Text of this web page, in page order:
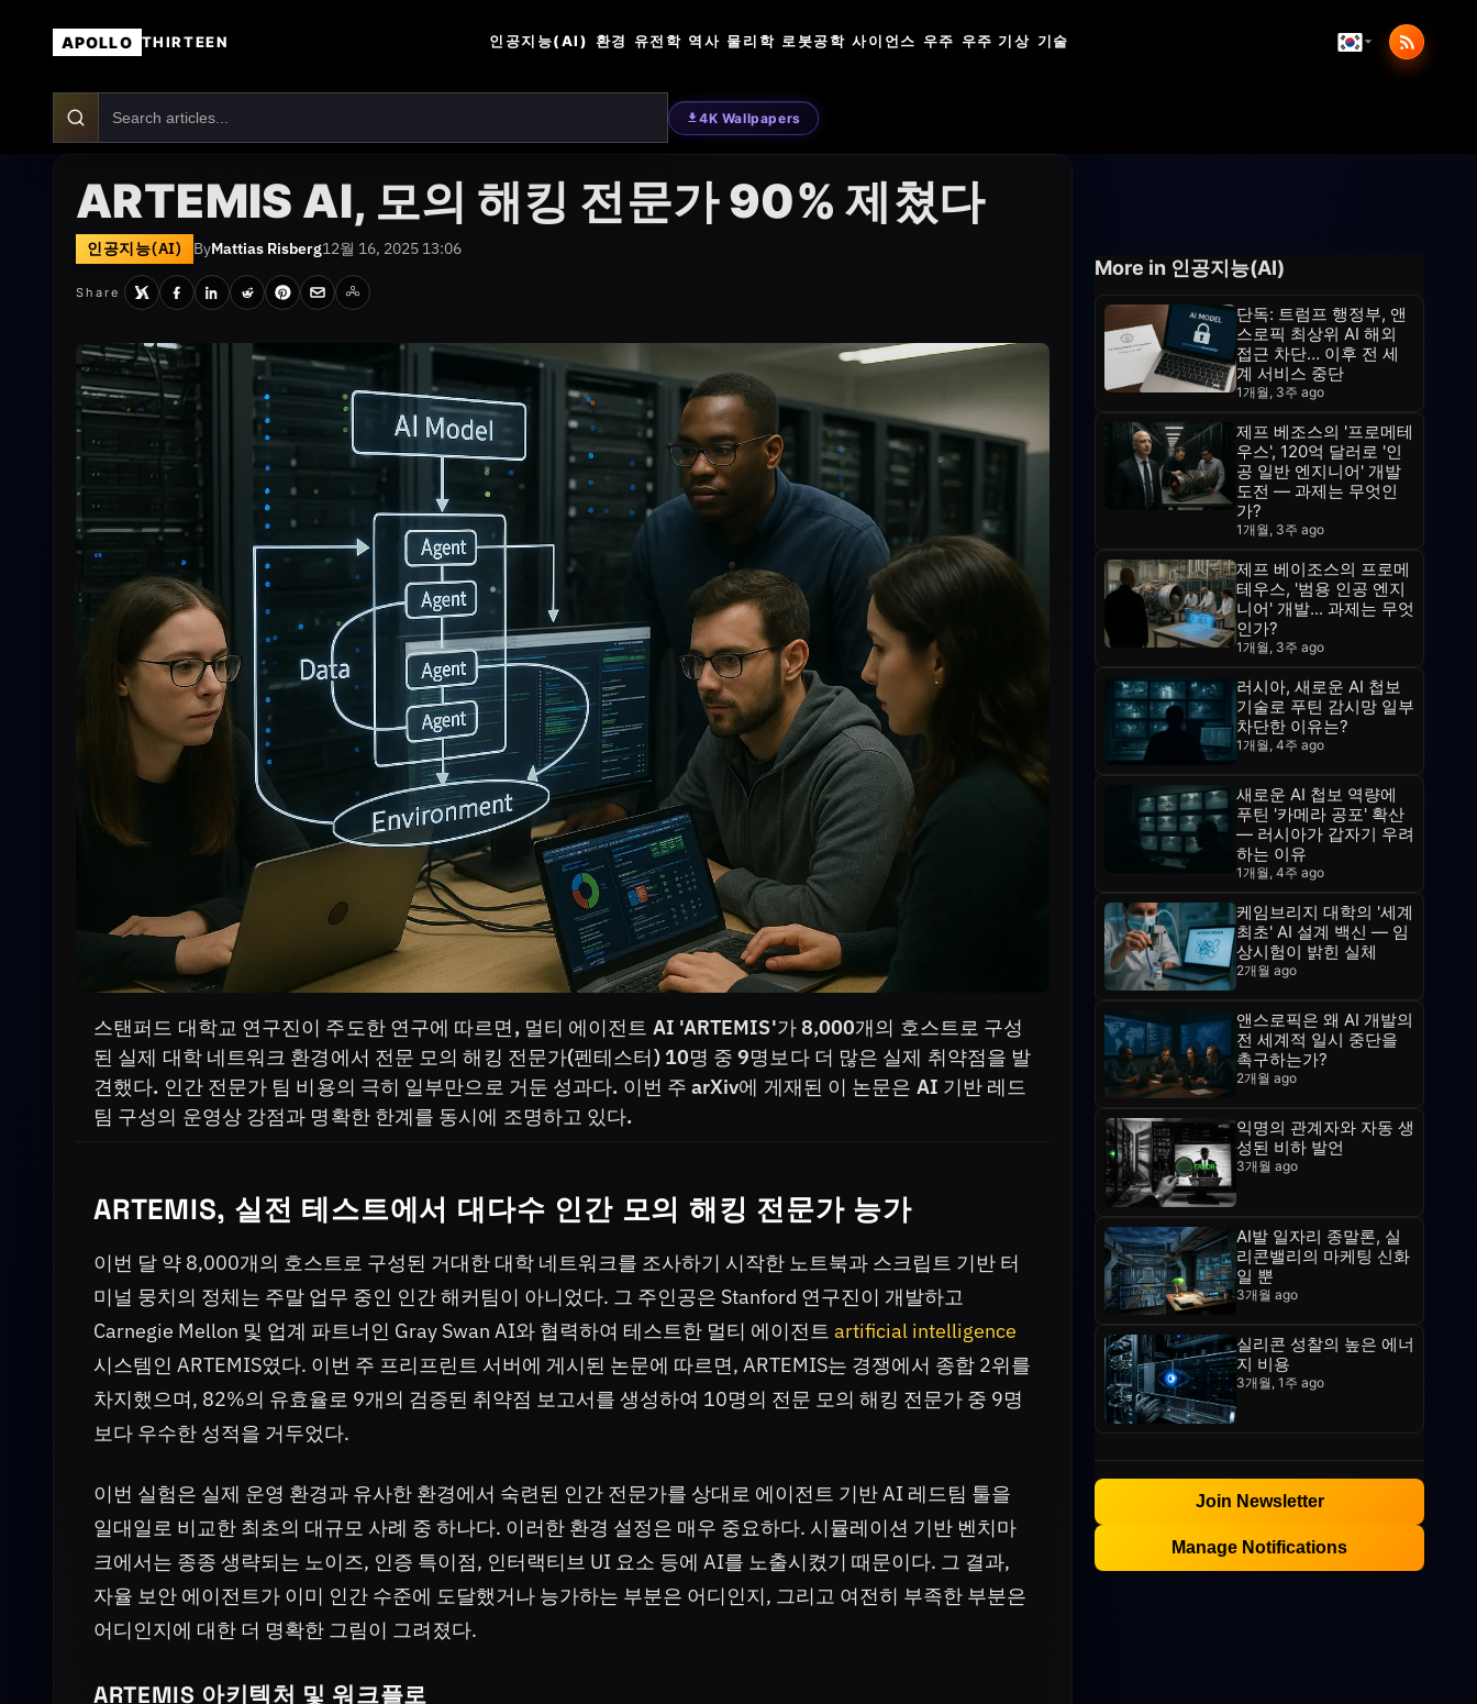
APOLLO THIRTEEN 인공지능(AI) 환경 유전학 역사 물리학 로봇공학 사이언스 우주 우주 기상 기술
4K Wallpapers
ARTEMIS AI, 모의 해킹 전문가 90% 제쳤다
인공지능(AI) ByMattias Risberg12월 16, 2025 13:06
Share
스탠퍼드 대학교 연구진이 주도한 연구에 따르면, 멀티 에이전트 AI 'ARTEMIS'가 8,000개의 호스트로 구성
된 실제 대학 네트워크 환경에서 전문 모의 해킹 전문가(펜테스터) 10명 중 9명보다 더 많은 실제 취약점을 발
견했다. 인간 전문가 팀 비용의 극히 일부만으로 거둔 성과다. 이번 주 arXiv에 게재된 이 논문은 AI 기반 레드
팀 구성의 운영상 강점과 명확한 한계를 동시에 조명하고 있다.
ARTEMIS, 실전 테스트에서 대다수 인간 모의 해킹 전문가 능가
이번 달 약 8,000개의 호스트로 구성된 거대한 대학 네트워크를 조사하기 시작한 노트북과 스크립트 기반 터
미널 뭉치의 정체는 주말 업무 중인 인간 해커팀이 아니었다. 그 주인공은 Stanford 연구진이 개발하고
Carnegie Mellon 및 업계 파트너인 Gray Swan AI와 협력하여 테스트한 멀티 에이전트 artificial intelligence
시스템인 ARTEMIS였다. 이번 주 프리프린트 서버에 게시된 논문에 따르면, ARTEMIS는 경쟁에서 종합 2위를
차지했으며, 82%의 유효율로 9개의 검증된 취약점 보고서를 생성하여 10명의 전문 모의 해킹 전문가 중 9명
보다 우수한 성적을 거두었다.
이번 실험은 실제 운영 환경과 유사한 환경에서 숙련된 인간 전문가를 상대로 에이전트 기반 AI 레드팀 툴을
일대일로 비교한 최초의 대규모 사례 중 하나다. 이러한 환경 설정은 매우 중요하다. 시뮬레이션 기반 벤치마
크에서는 종종 생략되는 노이즈, 인증 특이점, 인터랙티브 UI 요소 등에 AI를 노출시켰기 때문이다. 그 결과,
자율 보안 에이전트가 이미 인간 수준에 도달했거나 능가하는 부분은 어디인지, 그리고 여전히 부족한 부분은
어디인지에 대한 더 명확한 그림이 그려졌다.
ARTEMIS 아키텍처 및 워크플로
More in 인공지능(AI)
단독: 트럼프 행정부, 앤
스로픽 최상위 AI 해외
접근 차단… 이후 전 세
계 서비스 중단
1개월, 3주 ago
제프 베조스의 '프로메테
우스', 120억 달러로 '인
공 일반 엔지니어' 개발
도전 — 과제는 무엇인
가?
1개월, 3주 ago
제프 베이조스의 프로메
테우스, '범용 인공 엔지
니어' 개발... 과제는 무엇
인가?
1개월, 3주 ago
러시아, 새로운 AI 첩보
기술로 푸틴 감시망 일부
차단한 이유는?
1개월, 4주 ago
새로운 AI 첩보 역량에
푸틴 '카메라 공포' 확산
— 러시아가 갑자기 우려
하는 이유
1개월, 4주 ago
케임브리지 대학의 '세계
최초' AI 설계 백신 — 임
상시험이 밝힌 실체
2개월 ago
앤스로픽은 왜 AI 개발의
전 세계적 일시 중단을
촉구하는가?
2개월 ago
익명의 관계자와 자동 생
성된 비하 발언
3개월 ago
AI발 일자리 종말론, 실
리콘밸리의 마케팅 신화
일 뿐
3개월 ago
실리콘 성찰의 높은 에너
지 비용
3개월, 1주 ago
Join Newsletter
Manage Notifications